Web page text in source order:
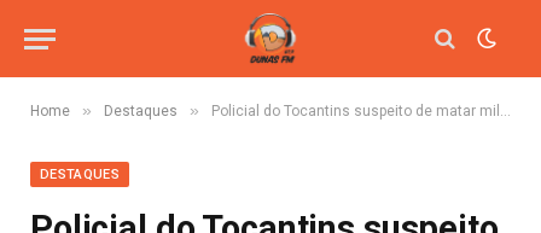
Home » Destaques » Policial do Tocantins suspeito de matar militar do Maranhão estava de férias, diz PM
DESTAQUES